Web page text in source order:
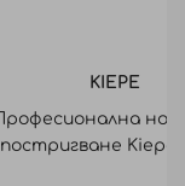
KIEPE
Професионална
постригване Kiepe